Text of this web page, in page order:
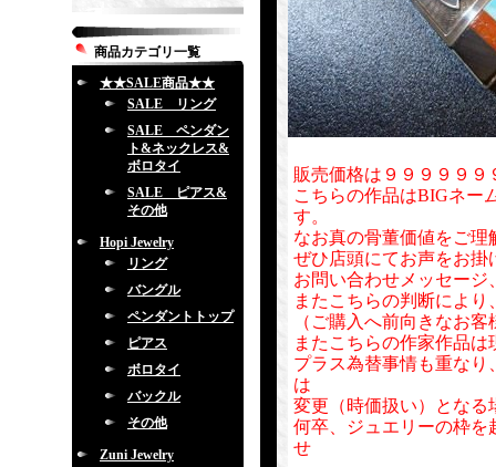
商品カテゴリ一覧
★★SALE商品★★
SALE リング
SALE ペンダン
ト&ネックレス&
ボロタイ
SALE ピアス&
その他
Hopi Jewelry
リング
バングル
ペンダントトップ
ピアス
ボロタイ
バックル
その他
Zuni Jewelry
販売価格は９９９９９
こちらの作品はBIGネー
す。
なお真の骨董価値をご
ぜひ店頭にてお声をお掛
お問い合わせメッセー
またこちらの判断によ
（ご購入へ前向きなお
またこちらの作家作品
プラス為替事情も重な
は
変更（時価扱い）となる
何卒、ジュエリーの枠を
せ